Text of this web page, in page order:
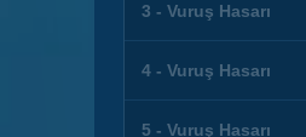
3 - Vuruş Hasarı
4 - Vuruş Hasarı
5 - Vuruş Hasarı